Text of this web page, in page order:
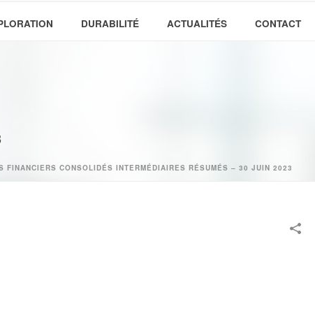
DURABILITÉ ACTUALITÉS CONTACT
FINANCIERS CONSOLIDÉS INTERMÉDIAIRES RÉSUMÉS – 30 JUIN 2023